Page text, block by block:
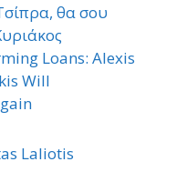
θα σου
Loans: Alexis
Will
Laliotis